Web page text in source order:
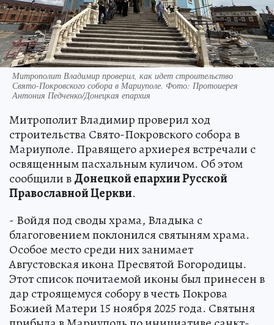
Митрополит Владимир проверил, как идет строительство
Свято-Покровского собора в Мариуполе. Фото: Протоиерея
Антония Педченко/Донецкая епархия
Митрополит Владимир проверил ход
строительства Свято-Покровского собора в
Мариуполе. Правящего архиерея встречали с
освященным пасхальным куличом. Об этом
сообщили вДонецкой епархии Русской
Православной Церкви.
- Войдя под своды храма, Владыка с
благоговением поклонился святыням храма.
Особое место среди них занимает
Августовская икона Пресвятой Богородицы.
Этот список почитаемой иконы был принесен в
дар строящемуся собору в честь Покрова
Божией Матери 15 ноября 2025 года. Святыня